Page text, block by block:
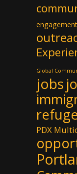
engagement
Global
jobs
PDX